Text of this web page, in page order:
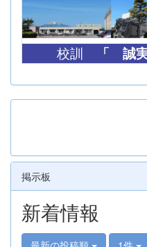
校訓 「 誠
掲示板
新着情報